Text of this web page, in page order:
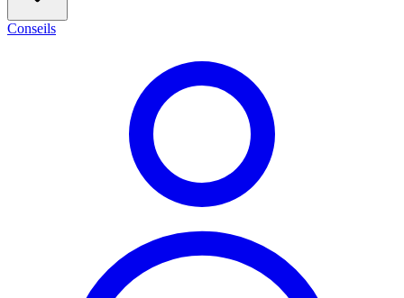
Conseils